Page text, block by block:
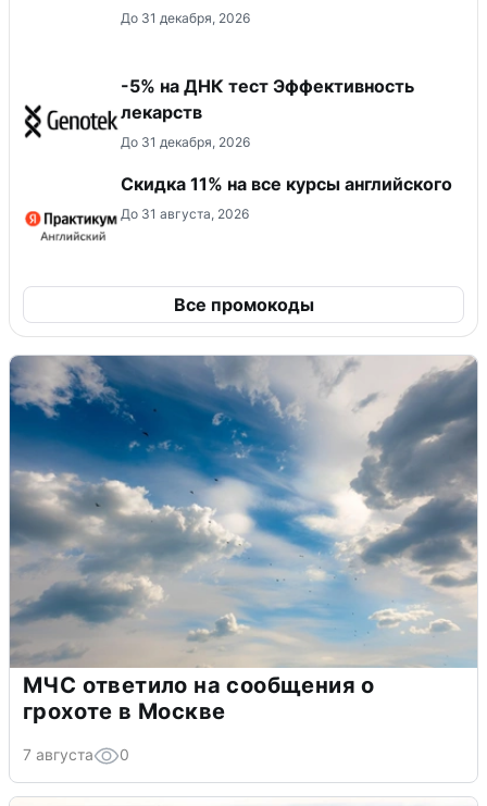
До 31 декабря, 2026
-5% на ДНК тест Эффективность
лекарств
До 31 декабря, 2026
Скидка 11% на все курсы английского
До 31 августа, 2026
Все промокоды
МЧС ответило на сообщения о
грохоте в Москве
7 августа 0